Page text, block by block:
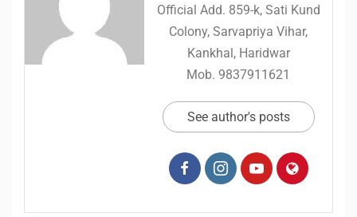
Official Add. 859-k, Sati Kund
Colony, Sarvapriya Vihar,
Kankhal, Haridwar
Mob. 9837911621
See author's posts